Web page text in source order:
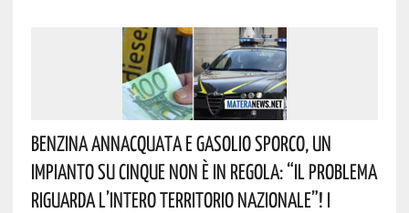
Benzina Annacquata E Gasolio Sporco, Un
Impianto Su Cinque Non È In Regola: “il Problema
Riguarda L’intero Territorio Nazionale”! I